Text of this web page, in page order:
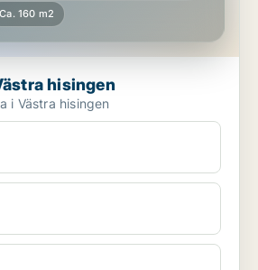
Ca. 160 m2
hisingen
i Västra hisingen